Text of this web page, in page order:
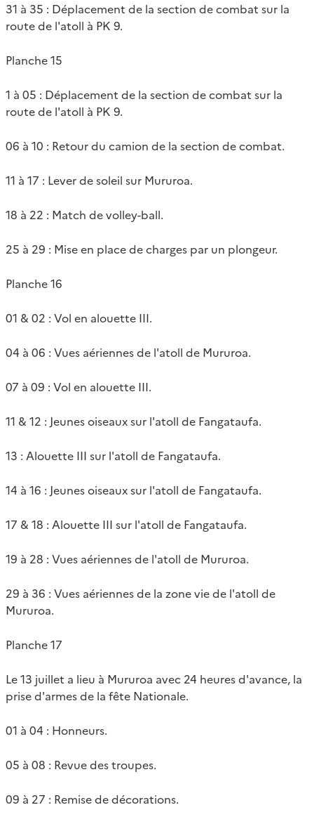
31 à 35 : Déplacement de la section de combat sur la
route de l'atoll à PK 9.
Planche 15
1 à 05 : Déplacement de la section de combat sur la
route de l'atoll à PK 9.
06 à 10 : Retour du camion de la section de combat.
11 à 17 : Lever de soleil sur Mururoa.
18 à 22 : Match de volley-ball.
25 à 29 : Mise en place de charges par un plongeur.
Planche 16
01 & 02 : Vol en alouette III.
04 à 06 : Vues aériennes de l'atoll de Mururoa.
07 à 09 : Vol en alouette III.
11 & 12 : Jeunes oiseaux sur l'atoll de Fangataufa.
13 : Alouette III sur l'atoll de Fangataufa.
14 à 16 : Jeunes oiseaux sur l'atoll de Fangataufa.
17 & 18 : Alouette III sur l'atoll de Fangataufa.
19 à 28 : Vues aériennes de l'atoll de Mururoa.
29 à 36 : Vues aériennes de la zone vie de l'atoll de
Mururoa.
Planche 17
Le 13 juillet a lieu à Mururoa avec 24 heures d'avance, la
prise d'armes de la fête Nationale.
01 à 04 : Honneurs.
05 à 08 : Revue des troupes.
09 à 27 : Remise de décorations.